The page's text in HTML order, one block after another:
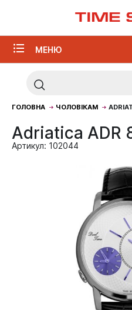
МЕНЮ
ГОЛОВНА ЧОЛОВІКАМ
Adriatica ADR
Артикул: 102044